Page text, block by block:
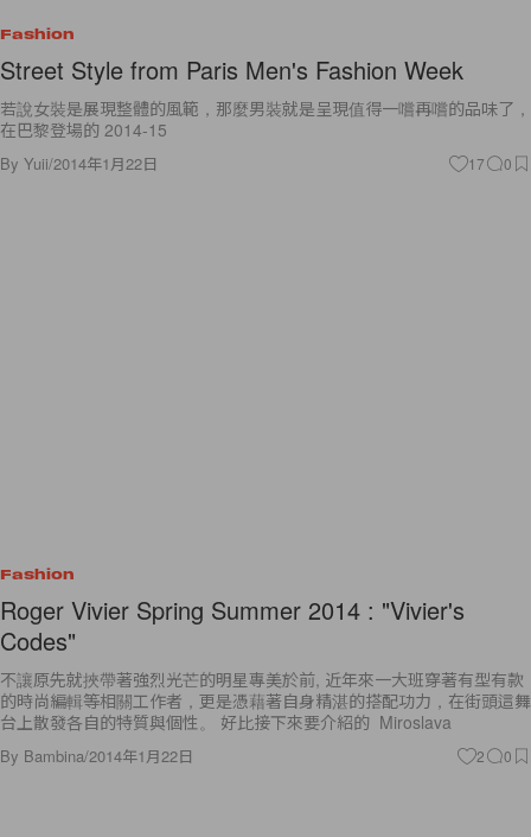
Fashion
Street Style from Paris Men's Fashion Week
若說女裝是展現整體的風範，那麼男裝就是呈現值得一嚐再嚐的品味了，
在巴黎登場的 2014-15
By Yuii/2014年1月22日 17 0
Fashion
Roger Vivier Spring Summer 2014 : "Vivier's
Codes"
不讓原先就挾帶著強烈光芒的明星專美於前, 近年來一大班穿著有型有款
的時尚編輯等相關工作者，更是憑藉著自身精湛的搭配功力，在街頭這舞
台上散發各自的特質與個性。 好比接下來要介紹的 Miroslava
By Bambina/2014年1月22日 2 0